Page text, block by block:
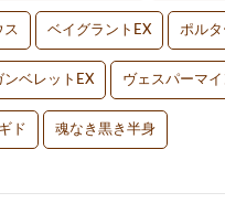
ス ベイグラントEX ポル
ンベレットEX ヴェスパーマイ
ド 魂なき黒き半身